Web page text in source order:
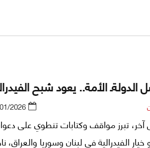
باكستان والسعودية وتركيا، وتُجري الدول
الأمة.. يعود شبح
2026
آخر، تبرز مواقف وكتابات تنطوي على
الفيدرالية في لبنان وسوريا